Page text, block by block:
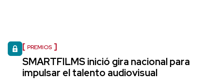
PREMIOS
SMARTFILMS inició gira nacional para
impulsar el talento audiovisual